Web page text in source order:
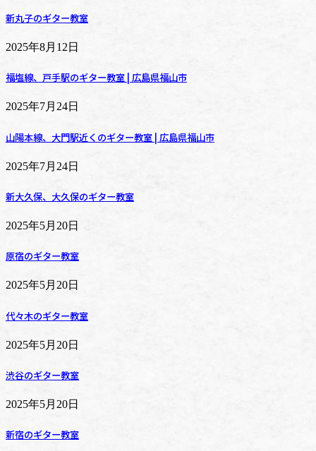
新丸子のギター教室
2025年8月12日
福塩線、戸手駅のギター教室 | 広島県福山市
2025年7月24日
山陽本線、大門駅近くのギター教室 | 広島県福山市
2025年7月24日
新大久保、大久保のギター教室
2025年5月20日
原宿のギター教室
2025年5月20日
代々木のギター教室
2025年5月20日
渋谷のギター教室
2025年5月20日
新宿のギター教室